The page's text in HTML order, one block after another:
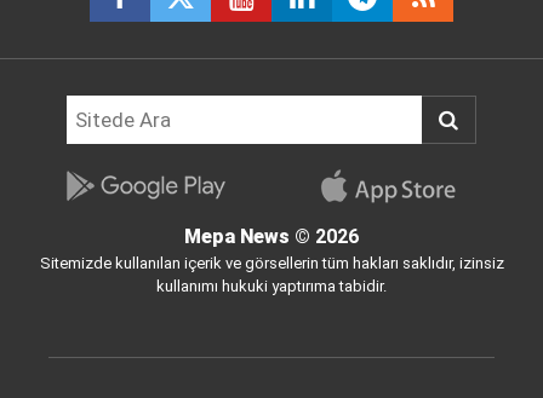
Mepa News © 2026
Sitemizde kullanılan içerik ve görsellerin tüm hakları saklıdır, izinsiz
kullanımı hukuki yaptırıma tabidir.